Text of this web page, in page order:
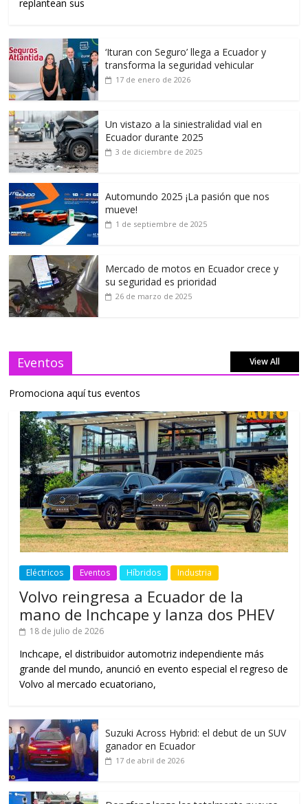
replantean sus
‘Ituran con Seguro’ llega a Ecuador y
transforma la seguridad vehicular
17 de enero de 2026
Un vistazo a la siniestralidad vial en
Ecuador durante 2025
3 de diciembre de 2025
Automundo 2025 ¡La pasión que nos
mueve!
1 de septiembre de 2025
Mercado de motos en Ecuador crece y
su seguridad es prioridad
26 de marzo de 2025
Eventos View All
Promociona aquí tus eventos
Eléctricos Eventos Híbridos Industria
Volvo reingresa a Ecuador de la
mano de Inchcape y lanza dos PHEV
18 de julio de 2026
Inchcape, el distribuidor automotriz independiente más
grande del mundo, anunció en evento especial el regreso de
Volvo al mercado ecuatoriano,
Suzuki Across Hybrid: el debut de un SUV
ganador en Ecuador
17 de abril de 2026